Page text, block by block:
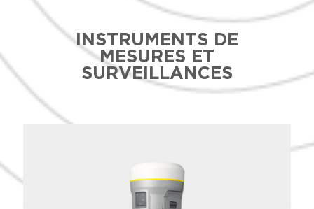
INSTRUMENTS DE
MESURES ET
SURVEILLANCES